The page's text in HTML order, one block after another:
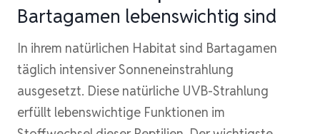
Bartagamen lebenswichtig sind
In ihrem natürlichen Habitat sind Bartagamen
täglich intensiver Sonneneinstrahlung
ausgesetzt. Diese natürliche UVB-Strahlung
erfüllt lebenswichtige Funktionen im